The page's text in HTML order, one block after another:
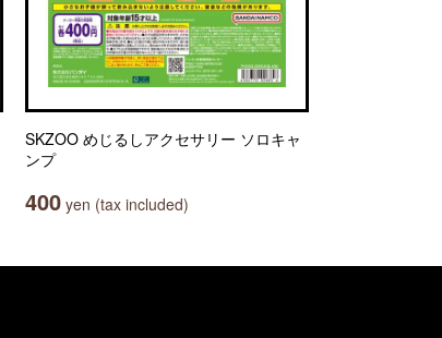
SKZOO めじるしアクセサリー ソロキャ
ンプ
400 yen (tax included)